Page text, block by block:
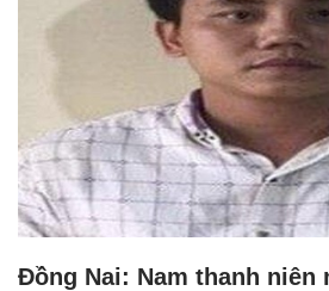
Đồng Nai: Nam thanh niên